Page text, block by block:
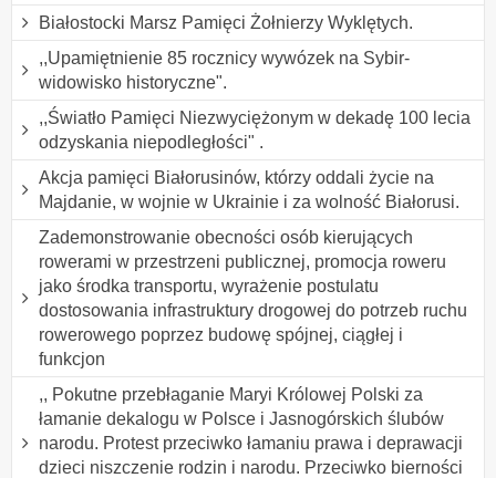
Białostocki Marsz Pamięci Żołnierzy Wyklętych.
,,Upamiętnienie 85 rocznicy wywózek na Sybir-
widowisko historyczne".
,,Światło Pamięci Niezwyciężonym w dekadę 100 lecia
odzyskania niepodległości" .
Akcja pamięci Białorusinów, którzy oddali życie na
Majdanie, w wojnie w Ukrainie i za wolność Białorusi.
Zademonstrowanie obecności osób kierujących
rowerami w przestrzeni publicznej, promocja roweru
jako środka transportu, wyrażenie postulatu
dostosowania infrastruktury drogowej do potrzeb ruchu
rowerowego poprzez budowę spójnej, ciągłej i
funkcjon
,, Pokutne przebłaganie Maryi Królowej Polski za
łamanie dekalogu w Polsce i Jasnogórskich ślubów
narodu. Protest przeciwko łamaniu prawa i deprawacji
dzieci niszczenie rodzin i narodu. Przeciwko bierności